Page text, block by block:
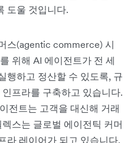
도울 것입니다.
스(agentic commerce) 시
위해 AI 에이전트가 전 세
행하고 정산할 수 있도록, 규
프라를 구축하고 있습니다.
전트는 고객을 대신해 거래
스는 글로벌 에이전틱 커머
라 레이어가 되고 있습니다.